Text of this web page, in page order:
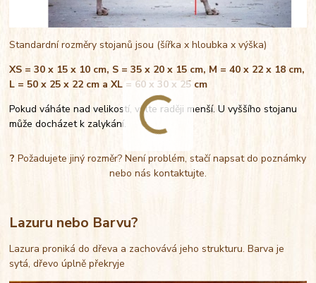
Standardní rozměry stojanů jsou (šířka x hloubka x výška)
XS = 30 x 15 x 10 cm, S = 35 x 20 x 15 cm, M = 40 x 22 x 18 cm,
L = 50 x 25 x 22 cm a XL = 60 x 30 x 25 cm
Pokud váháte nad velikostí, volte raději menší. U vyššího stojanu
může docházet k zalykání.
? Požadujete jiný rozměr? Není problém, stačí napsat do poznámky
nebo nás kontaktujte.
Lazuru nebo Barvu?
Lazura proniká do dřeva a zachovává jeho strukturu. Barva je
sytá, dřevo úplně překryje